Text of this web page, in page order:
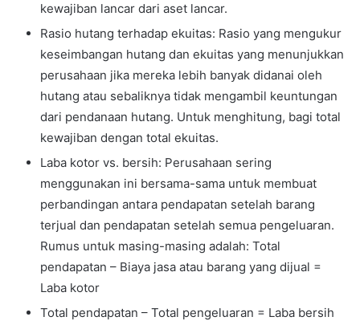
kewajiban lancar dari aset lancar.
Rasio hutang terhadap ekuitas: Rasio yang mengukur
keseimbangan hutang dan ekuitas yang menunjukkan
perusahaan jika mereka lebih banyak didanai oleh
hutang atau sebaliknya tidak mengambil keuntungan
dari pendanaan hutang. Untuk menghitung, bagi total
kewajiban dengan total ekuitas.
Laba kotor vs. bersih: Perusahaan sering
menggunakan ini bersama-sama untuk membuat
perbandingan antara pendapatan setelah barang
terjual dan pendapatan setelah semua pengeluaran.
Rumus untuk masing-masing adalah: Total
pendapatan – Biaya jasa atau barang yang dijual =
Laba kotor
Total pendapatan – Total pengeluaran = Laba bersih